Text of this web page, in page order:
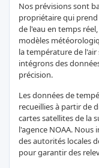
Nos prévisions sont
propriétaire qui
de l'eau en temps
modèles
la température de
intégrons des
précision.
Les données de
recueillies à partir de
cartes satellites de la
l'agence NOAA.
des autorités locales
pour garantir des